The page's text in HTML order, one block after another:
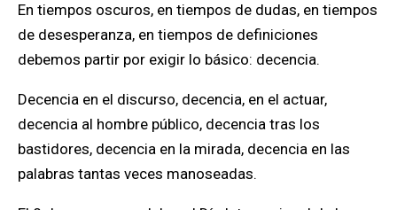
En tiempos oscuros, en tiempos de dudas, en tiempos
de desesperanza, en tiempos de definiciones
debemos partir por exigir lo básico: decencia.
Decencia en el discurso, decencia, en el actuar,
decencia al hombre público, decencia tras los
bastidores, decencia en la mirada, decencia en las
palabras tantas veces manoseadas.